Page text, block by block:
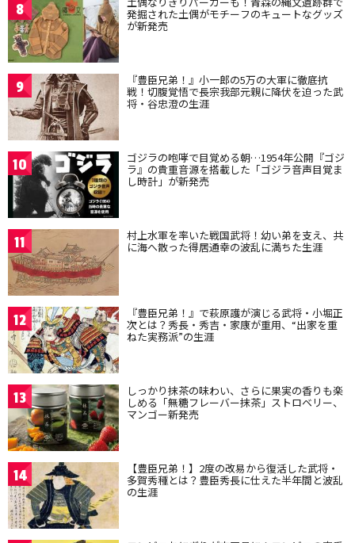
8 発掘された土偶がモチーフのキュートなグッズ
が新発売
9 『豊臣兄弟！』小一郎の5万の大軍に徹底抗
戦！切腹覚悟で長宗我部元親に降伏を迫った武
将・谷忠澄の生涯
10 ゴジラの咆哮で目覚める朝…1954年公開『ゴジ
ラ』の貴重音源を搭載した「ゴジラ音声目覚ま
し時計」が新発売
11 村上水軍を率いた戦国武将！幼い弟を支え、共
に海へ散った得居通幸の波乱に満ちた生涯
12 『豊臣兄弟！』で萩原護が演じる武将・小堀正
次とは？秀長・秀吉・家康が重用、“出家を重
ねた実務派”の生涯
13 しっかり抹茶の味わい、さらに果実の香りも楽
しめる「無糖フレーバー抹茶」ストロベリー、
マンゴー新発売
14 【豊臣兄弟！】2度の改易から復活した武将・
多賀秀種とは？豊臣秀長に仕えた半年間と波乱
の生涯